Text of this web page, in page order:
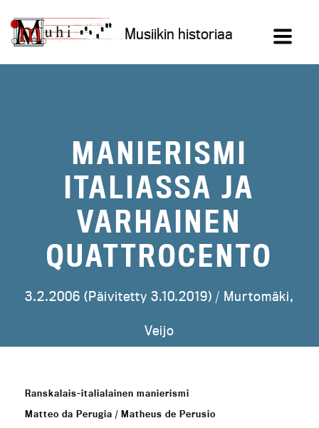
sisältöön
Musiikin historiaa
MANIERISMI
ITALIASSA JA
VARHAINEN
QUATTROCENTO
3.2.2006 (Päivitetty 3.10.2019) / Murtomäki,
Veijo
Ranskalais-italialainen manierismi
Matteo da Perugia / Matheus de Perusio